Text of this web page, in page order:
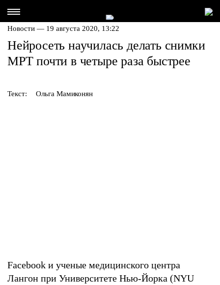
Новости — 19 августа 2020, 13:22
Нейросеть научилась делать снимки
МРТ почти в четыре раза быстрее
Текст: Ольга Мамиконян
Facebook и ученые медицинского центра
Лангон при Университете Нью-Йорка (NYU